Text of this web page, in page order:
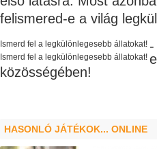
felismered-e a világ
Ismerd fel a legkülönlegesebb állatokat!
Ismerd fel a legkülönlegesebb állatokat!
közösségében!
HASONLÓ JÁTÉKOK... ONLINE